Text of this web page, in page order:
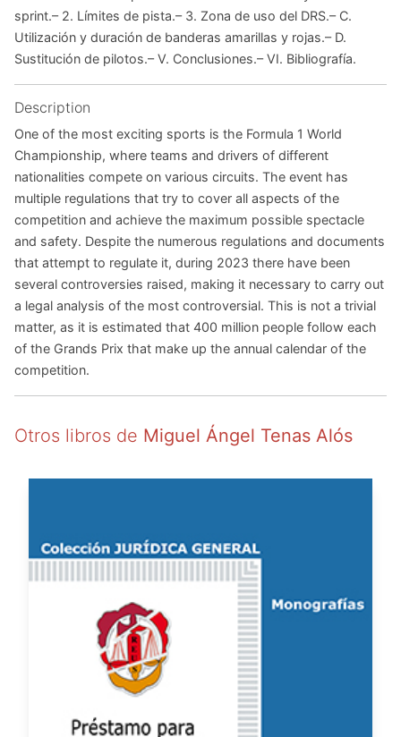
sprint.– 2. Límites de pista.– 3. Zona de uso del DRS.– C.
Utilización y duración de banderas amarillas y rojas.– D.
Sustitución de pilotos.– V. Conclusiones.– VI. Bibliografía.
Description
One of the most exciting sports is the Formula 1 World
Championship, where teams and drivers of different
nationalities compete on various circuits. The event has
multiple regulations that try to cover all aspects of the
competition and achieve the maximum possible spectacle
and safety. Despite the numerous regulations and documents
that attempt to regulate it, during 2023 there have been
several controversies raised, making it necessary to carry out
a legal analysis of the most controversial. This is not a trivial
matter, as it is estimated that 400 million people follow each
of the Grands Prix that make up the annual calendar of the
competition.
Otros libros de Miguel Ángel Tenas Alós